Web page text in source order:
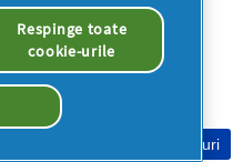
Consimțământ Cookie-uri
Respinge toate
cookie-urile